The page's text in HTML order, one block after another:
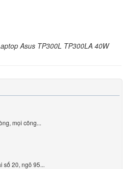
Asus TP300L TP300LA 40W
mọi công...
số 20, ngõ 95...